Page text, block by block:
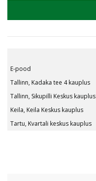
E-pood
Tallinn, Kadaka tee 4 kauplus
Tallinn, Sikupilli Keskus kauplus
Keila, Keila Keskus kauplus
Tartu, Kvartali keskus kauplus